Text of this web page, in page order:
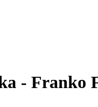
- Franko